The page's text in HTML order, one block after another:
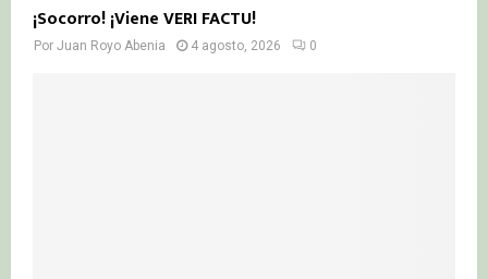
¡Socorro! ¡Viene VERI FACTU!
Por Juan Royo Abenia 4 agosto, 2026 0